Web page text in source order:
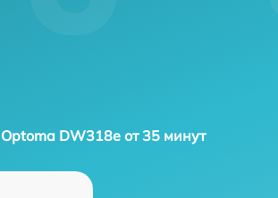
Optoma DW318e от 35 минут